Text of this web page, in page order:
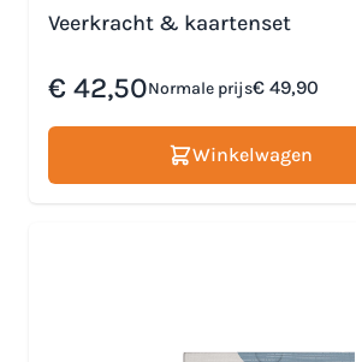
Veerkracht & kaartenset
Speciale prijs
€ 42,50Normale prijs€ 49,90
Winkelwagen